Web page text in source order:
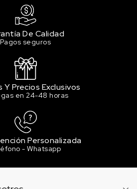
De Calidad
Pagos seguros
Precios Exclusivos
en 24-48 horas
Personalizada
- Whatsapp